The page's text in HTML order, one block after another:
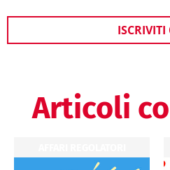
ISCRIVITI
Articoli